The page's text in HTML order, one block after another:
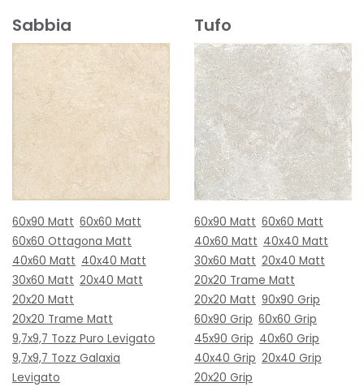
Sabbia
60x90 Matt 60x60 Matt
60x60 Ottagona Matt
40x60 Matt 40x40 Matt
30x60 Matt 20x40 Matt
20x20 Matt
20x20 Trame Matt
9,7x9,7 Tozz Puro Levigato
9,7x9,7 Tozz Galaxia
Levigato
Tufo
60x90 Matt 60x60 Matt
40x60 Matt 40x40 Matt
30x60 Matt 20x40 Matt
20x20 Trame Matt
20x20 Matt 90x90 Grip
60x90 Grip 60x60 Grip
45x90 Grip 40x60 Grip
40x40 Grip 20x40 Grip
20x20 Grip